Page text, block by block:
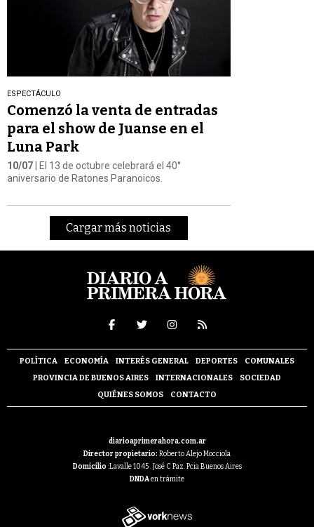
ESPECTÁCULO
Comenzó la venta de entradas
para el show de Juanse en el
Luna Park
10/07 | El 13 de octubre celebrará el 40°
aniversario de Ratones Paranoicos.
Cargar más noticias
POLÍTICA ECONOMÍA INTERÉS GENERAL DEPORTES
COMUNALES
PROVINCIA DE BUENOS AIRES
INTERNACIONALES
SOCIEDAD
QUIÉNES SOMOS
CONTACTO
diarioaprimerahora.com.ar
Director propietario: Roberto Alejo Mocciola
Domicilio :Lavalle 1045 . José C Paz. Pcia Buenos Aires
DNDAen trámite